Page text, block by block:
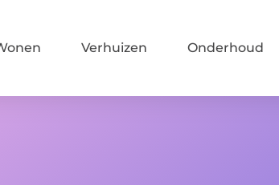
Verhuizen Onderhoud